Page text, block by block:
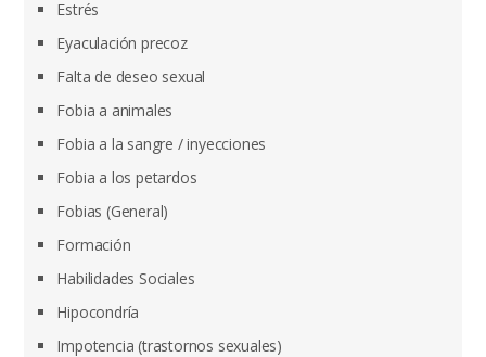
Estrés
Eyaculación precoz
Falta de deseo sexual
Fobia a animales
Fobia a la sangre / inyecciones
Fobia a los petardos
Fobias (General)
Formación
Habilidades Sociales
Hipocondría
Impotencia (trastornos sexuales)